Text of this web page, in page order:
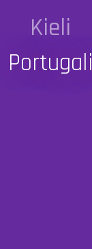
Kieli
Portugali